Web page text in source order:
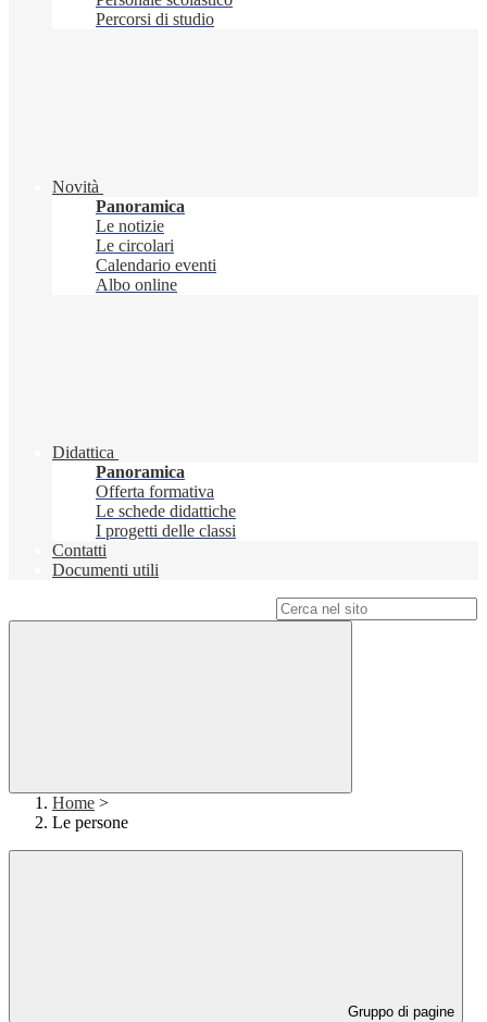
Percorsi di studio
Novità
Panoramica
Le notizie
Le circolari
Calendario eventi
Albo online
Didattica
Panoramica
Offerta formativa
Le schede didattiche
I progetti delle classi
Contatti
Documenti utili
Home >
Le persone
Gruppo di pagine